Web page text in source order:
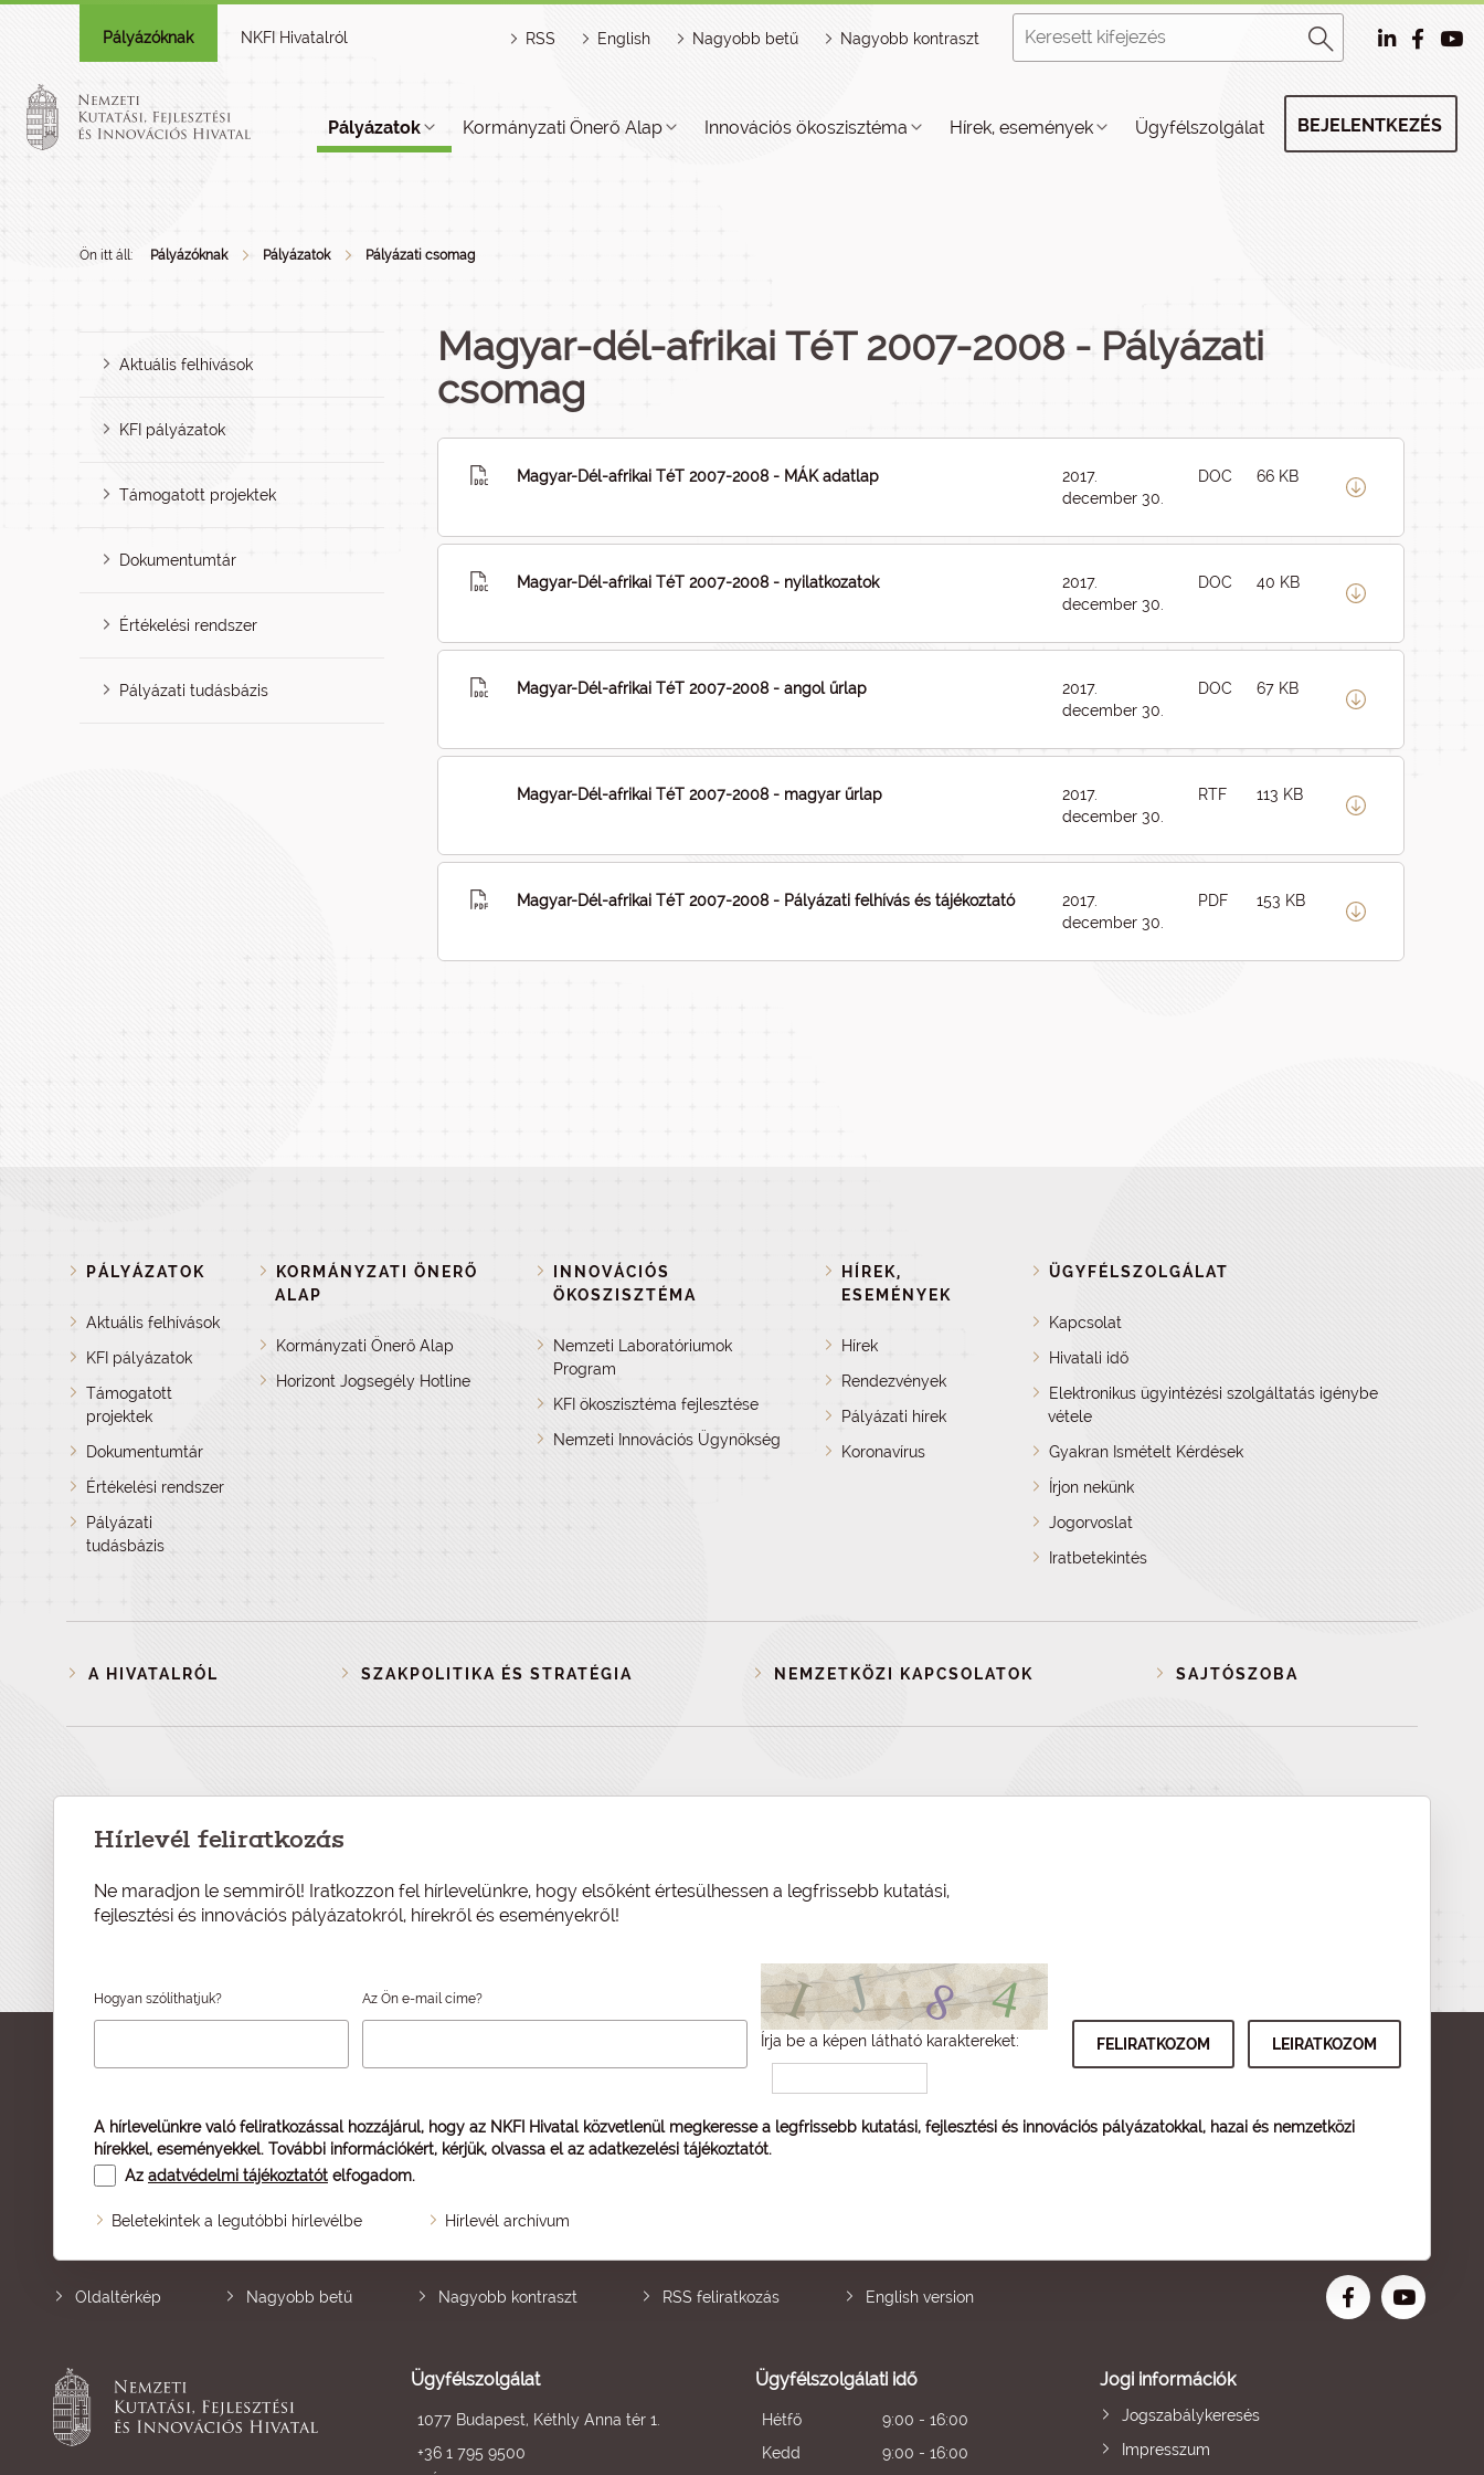
Pályázóknak NKFI Hivatalról RSS English Nagyobb betű Nagyobb kontraszt
Pályázatok Kormányzati Önerő Alap Innovációs ökoszisztéma Hírek, események Ügyfélszolgálat BEJELENTKEZÉS
Ön itt áll: Pályázóknak Pályázatok Pályázati csomag
Aktuális felhívások
KFI pályázatok
Támogatott projektek
Dokumentumtár
Értékelési rendszer
Pályázati tudásbázis
Magyar-dél-afrikai TéT 2007-2008 - Pályázati
csomag
Magyar-Dél-afrikai TéT 2007-2008 - MÁK adatlap
2017.
december 30.
DOC 66 KB
Magyar-Dél-afrikai TéT 2007-2008 - nyilatkozatok
2017.
december 30.
DOC 40 KB
Magyar-Dél-afrikai TéT 2007-2008 - angol űrlap
2017.
december 30.
DOC 67 KB
Magyar-Dél-afrikai TéT 2007-2008 - magyar űrlap
2017.
december 30.
RTF 113 KB
Magyar-Dél-afrikai TéT 2007-2008 - Pályázati felhívás és tájékoztató
2017.
december 30.
PDF 153 KB
PÁLYÁZATOK
Aktuális felhívások
KFI pályázatok
Támogatott
projektek
Dokumentumtár
Értékelési rendszer
Pályázati
tudásbázis
KORMÁNYZATI ÖNERŐ
ALAP
Kormányzati Önerő Alap
Horizont Jogsegély Hotline
INNOVÁCIÓS
ÖKOSZISZTÉMA
Nemzeti Laboratóriumok
Program
KFI ökoszisztéma fejlesztése
Nemzeti Innovációs Ügynökség
HÍREK,
ESEMÉNYEK
Hírek
Rendezvények
Pályázati hírek
Koronavírus
ÜGYFÉLSZOLGÁLAT
Kapcsolat
Hivatali idő
Elektronikus ügyintézési szolgáltatás igénybe
vétele
Gyakran Ismételt Kérdések
Írjon nekünk
Jogorvoslat
Iratbetekintés
A HIVATALRÓL SZAKPOLITIKA ÉS STRATÉGIA NEMZETKÖZI KAPCSOLATOK SAJTÓSZOBA
Hírlevél feliratkozás
Ne maradjon le semmiről! Iratkozzon fel hírlevelünkre, hogy elsőként értesülhessen a legfrissebb kutatási,
fejlesztési és innovációs pályázatokról, hírekről és eseményekről!
Hogyan szólíthatjuk? Az Ön e-mail címe?
Írja be a képen látható karaktereket:
A hírlevelünkre való feliratkozással hozzájárul, hogy az NKFI Hivatal közvetlenül megkeresse a legfrissebb kutatási, fejlesztési és innovációs pályázatokkal, hazai és nemzetközi
hírekkel, eseményekkel. További információkért, kérjük, olvassa el az adatkezelési tájékoztatót.
Az adatvédelmi tájékoztatót elfogadom.
Beletekintek a legutóbbi hírlevélbe Hírlevél archívum
Oldaltérkép Nagyobb betű Nagyobb kontraszt RSS feliratkozás English version
Ügyfélszolgálat
1077 Budapest, Kéthly Anna tér 1.
+36 1 795 9500
Ügyfélszolgálati idő
Hétfő
9:00 - 16:00
Kedd
9:00 - 16:00
Jogi információk
Jogszabálykeresés
Impresszum